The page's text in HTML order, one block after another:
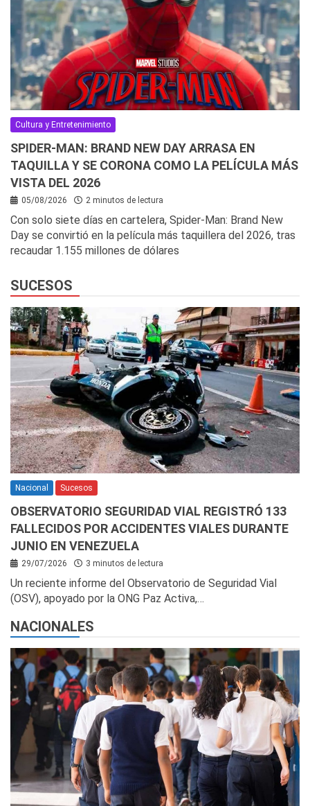
Cultura y Entretenimiento
SPIDER-MAN: BRAND NEW DAY ARRASA EN
TAQUILLA Y SE CORONA COMO LA PELÍCULA MÁS
VISTA DEL 2026
05/08/2026 2 minutos de lectura
Con solo siete días en cartelera, Spider-Man: Brand New
Day se convirtió en la película más taquillera del 2026, tras
recaudar 1.155 millones de dólares
SUCESOS
Nacional Sucesos
OBSERVATORIO SEGURIDAD VIAL REGISTRÓ 133
FALLECIDOS POR ACCIDENTES VIALES DURANTE
JUNIO EN VENEZUELA
29/07/2026 3 minutos de lectura
Un reciente informe del Observatorio de Seguridad Vial
(OSV), apoyado por la ONG Paz Activa,…
NACIONALES